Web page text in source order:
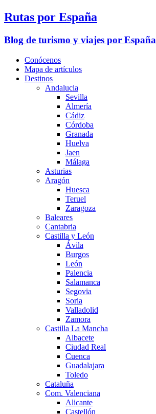
Rutas por España
Blog de turismo y viajes por España
Conócenos
Mapa de artículos
Destinos
Andalucia
Sevilla
Almería
Cádiz
Córdoba
Granada
Huelva
Jaen
Málaga
Asturias
Aragón
Huesca
Teruel
Zaragoza
Baleares
Cantabria
Castilla y León
Ávila
Burgos
León
Palencia
Salamanca
Segovia
Soria
Valladolid
Zamora
Castilla La Mancha
Albacete
Ciudad Real
Cuenca
Guadalajara
Toledo
Cataluña
Com. Valenciana
Alicante
Castellón